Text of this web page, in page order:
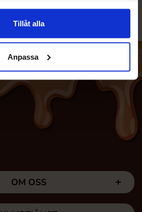
Tillåt alla
Anpassa
OM OSS